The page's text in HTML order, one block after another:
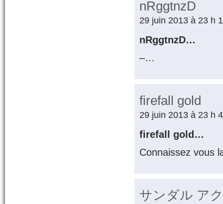
nRggtnzD
29 juin 2013 à 23 h
nRggtnzD…
–…
firefall gold
29 juin 2013 à 23 h
firefall gold…
Connaissez vous
サンダル ア